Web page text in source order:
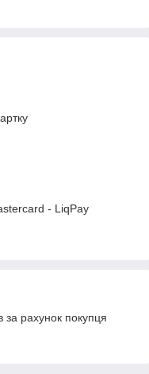
- LiqPay
рахунок покупця